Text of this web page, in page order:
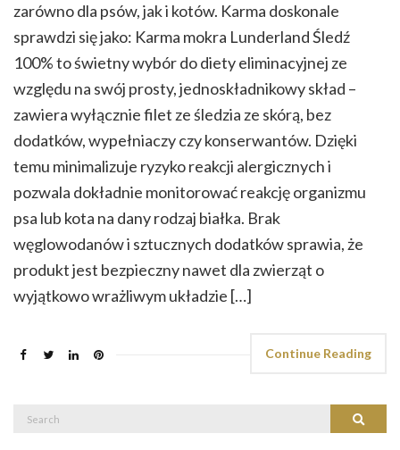
zarówno dla psów, jak i kotów. Karma doskonale
sprawdzi się jako: Karma mokra Lunderland Śledź
100% to świetny wybór do diety eliminacyjnej ze
względu na swój prosty, jednoskładnikowy skład –
zawiera wyłącznie filet ze śledzia ze skórą, bez
dodatków, wypełniaczy czy konserwantów. Dzięki
temu minimalizuje ryzyko reakcji alergicznych i
pozwala dokładnie monitorować reakcję organizmu
psa lub kota na dany rodzaj białka. Brak
węglowodanów i sztucznych dodatków sprawia, że
produkt jest bezpieczny nawet dla zwierząt o
wyjątkowo wrażliwym układzie […]
Continue Reading
Search
Search